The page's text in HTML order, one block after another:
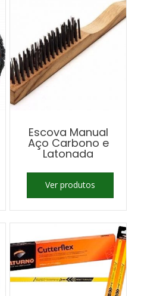
Escova Manual
Aço Carbono e
Latonada
Ver produtos